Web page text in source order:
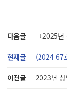
다음글 『2025
현재글 (2024-67
이전글 2023년 상